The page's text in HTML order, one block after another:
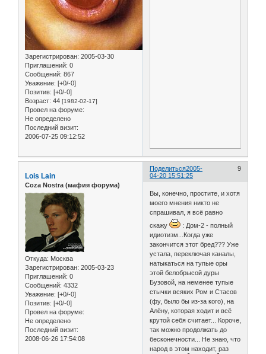
Зарегистрирован: 2005-03-30
Приглашений: 0
Сообщений: 867
Уважение: [+0/-0]
Позитив: [+0/-0]
Возраст: 44 [1982-02-17]
Провел на форуме:
Не определено
Последний визит:
2006-07-25 09:12:52
Поделиться 9
2005-
04-20 15:51:25
Lois Lain
Coza Nostra (мафия форума)
Откуда: Москва
Зарегистрирован: 2005-03-23
Приглашений: 0
Сообщений: 4332
Уважение: [+0/-0]
Позитив: [+0/-0]
Провел на форуме:
Не определено
Последний визит:
2008-06-26 17:54:08
Вы, конечно, простите, и хотя
моего мнения никто не
спрашивал, я всё равно
скажу
: Дом-2 - полный
идиотизм...Когда уже
закончится этот бред??? Уже
устала, переключая каналы,
натыкаться на тупые оры
этой белобрысой дуры
Бузовой, на неменее тупые
стычки всяких Ром и Стасов
(фу, было бы из-за кого), на
Алёну, которая ходит и всё
крутой себя считает... Короче,
так можно продолжать до
бесконечности... Не знаю, что
народ в этом находит, раз